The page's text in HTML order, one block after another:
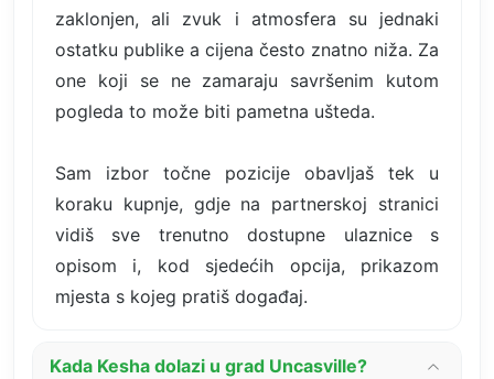
zaklonjen, ali zvuk i atmosfera su jednaki
ostatku publike a cijena često znatno niža. Za
one koji se ne zamaraju savršenim kutom
pogleda to može biti pametna ušteda.
Sam izbor točne pozicije obavljaš tek u
koraku kupnje, gdje na partnerskoj stranici
vidiš sve trenutno dostupne ulaznice s
opisom i, kod sjedećih opcija, prikazom
mjesta s kojeg pratiš događaj.
Kada Kesha dolazi u grad Uncasville?